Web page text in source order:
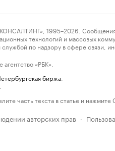
1995–2026. Сообщения и
технологий и массовых
по надзору в сфере связи,
«РБК».
биржа
часть текста в статье и нажмите
авторских прав ·